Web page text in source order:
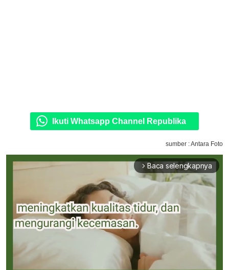
Ikuti Whatsapp Channel Republika
sumber : Antara Foto
arrow_forward_ios Baca selengkapnya